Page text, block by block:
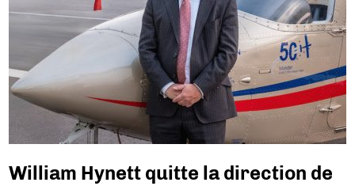
William Hynett quitte la direction de